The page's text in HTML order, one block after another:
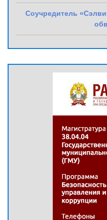
Соучредитель